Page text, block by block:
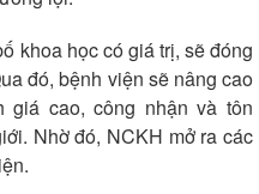
khoa học có giá trị, sẽ đóng
đó, bệnh viện sẽ nâng cao
giá cao, công nhận và tôn
Nhờ đó, NCKH mở ra các